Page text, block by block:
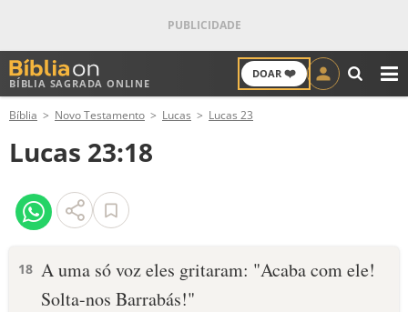
BÍBLIA SAGRADA ONLINE
DOAR ❤️
ANTIGO TESTAMENTO
NOVO TESTAMENTO
VERSÍCULOS
PALAVRA DO DIA
Bíblia Novo Testamento Lucas Lucas 23
Lucas 23:18
18 A uma só voz eles gritaram: "Acaba com ele!
Solta-nos Barrabás!"